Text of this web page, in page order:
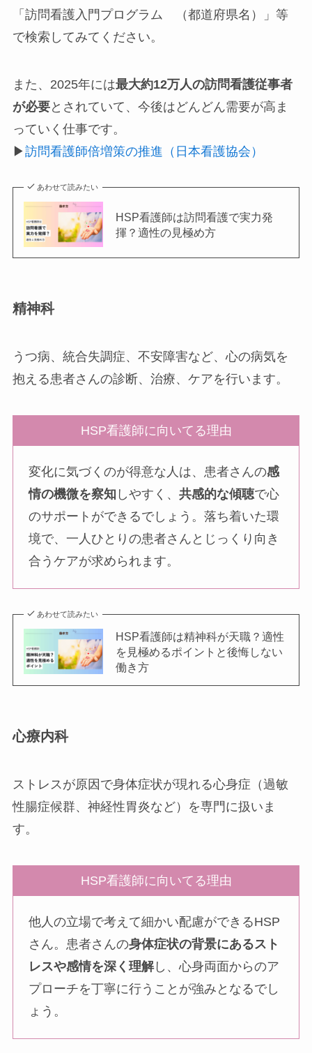
「訪問看護入門プログラム （都道府県名）」等
で検索してみてください。
また、2025年には最大約12万人の訪問看護従事者
が必要とされていて、今後はどんどん需要が高ま
っていく仕事です。
▶︎訪問看護師倍増策の推進（日本看護協会）
あわせて読みたい
HSP看護師は訪問看護で実力発
揮？適性の見極め方
精神科
うつ病、統合失調症、不安障害など、心の病気を
抱える患者さんの診断、治療、ケアを行います。
HSP看護師に向いてる理由
変化に気づくのが得意な人は、患者さんの感
情の機微を察知 しやすく、共感的な傾聴で心
のサポートができるでしょう。落ち着いた環
境で、一人ひとりの患者さんとじっくり向き
合うケアが求められます。
あわせて読みたい
HSP看護師は精神科が天職？適性
を見極めるポイントと後悔しない
働き方
心療内科
ストレスが原因で身体症状が現れる心身症（過敏
性腸症候群、神経性胃炎など）を専門に扱いま
す。
HSP看護師に向いてる理由
他人の立場で考えて細かい配慮ができるHSP
さん。患者さんの身体症状の背景にあるスト
レスや感情を深く理解し、心身両面からのア
プローチを丁寧に行うことが強みとなるでし
ょう。